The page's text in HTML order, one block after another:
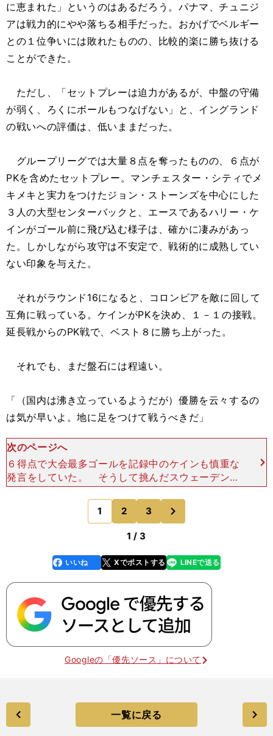
に恵まれた」というのはあるだろう。パナマ、チュニジ
アは戦力的にやや落ちる相手だった。おかげでベルギー
との１位争いには敗れたものの、比較的楽に勝ち抜ける
ことができた。
ただし、「セットプレーは迫力があるが、中盤の守備
が弱く、ろくにボールもつなげない」と、イングランド
の戦いへの評価は、低いままだった。
グループリーグでは大量８点を奪ったものの、６点が
PKを含めたセットプレー。マンチェスター・シティでメ
キメキと実力をつけたジョン・ストーンズを中心にした
３人の大型センターバックと、エースであるハリー・ケ
インがゴール前に飛び込む様子は、確かに凄みがあっ
た。しかしながら攻守は不安定で、戦術的に成熟してい
ない印象を与えた。
それがラウンド16になると、コロンビアを敵に回して
互角に戦っている。ケインがPKを決め、１－１の接戦。
延長戦からのPK戦で、ベスト８に勝ち上がった。
それでも、まだ盤石には程遠い。
「（国内は沸き立っているようだが）優勝を云々するの
は気が早いよ。地に足をつけて戦うべきだ」
次のページへ
６得点で大会最多ゴールを記録中のケインも慎重な
発言をしていた。 そうして挑んだスウェーデン戦
も、ビルドアップはしばしば滞っている。左サイド
のアシュリー・ヤングに預けるくらいしか、選択肢
がなかった。守備
1 2 3
1 / 3
faceboo
k
いいね Xでポストする
line LINEで送る
Googleの「優先ソース」について
一覧に戻る